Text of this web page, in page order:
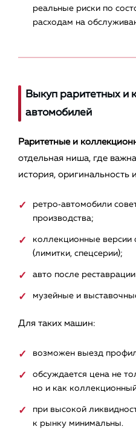
реальные риски по
расходам на
Выкуп раритетных и
автомобилей
Раритетные и
отдельная ниша, где
история, оригинальность
ретро‑автомобили
производства;
коллекционные версии
(лимитки, спецсерии);
авто после
музейные и
Для таких машин:
возможен выезд
обсуждается цена не
но и как
при высокой
к рынку минимальны.